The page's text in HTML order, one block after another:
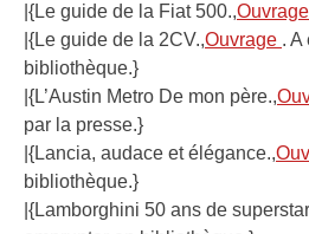
|{Le guide de la Fiat 500.,Ouvrage
|{Le guide de la 2CV.,Ouvrage . A
bibliothèque.}
|{L’Austin Metro De mon père.,
par la presse.}
|{Lancia, audace et élégance.,
bibliothèque.}
|{Lamborghini 50 ans de